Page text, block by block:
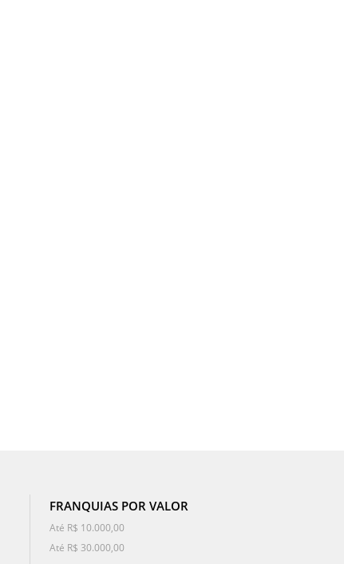
FRANQUIAS POR VALOR
Até R$ 10.000,00
Até R$ 30.000,00